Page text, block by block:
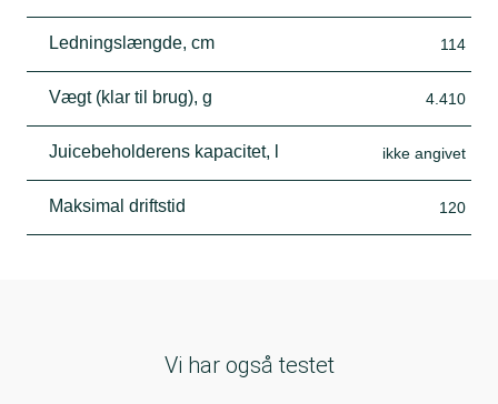
Ledningslængde, cm 114
Vægt (klar til brug), g 4.410
Juicebeholderens kapacitet, l ikke angivet
Maksimal driftstid 120
Vi har også testet